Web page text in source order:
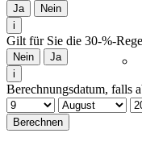
Ja
Nein
i
Gilt für Sie die 30-%-
Nein
Ja
i
Berechnungsdatum, falls
Berechnen